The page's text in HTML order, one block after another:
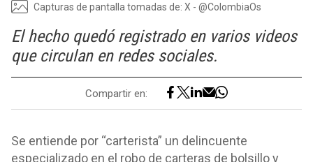
Capturas de pantalla tomadas de: X - @ColombiaOs
El hecho quedó registrado en varios videos
que circulan en redes sociales.
Compartir en:
Se entiende por “carterista” un delincuente
especializado en el robo de carteras de bolsillo y